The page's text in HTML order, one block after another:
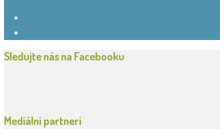
Sledujte nás na Facebooku
Mediálni partneri